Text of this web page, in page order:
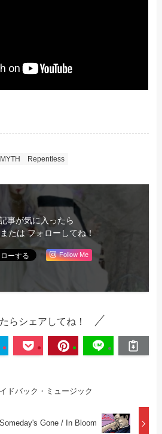
Repentless
事が気に入ったら
たは フォローしてね！
Follow Me
らシェアしてね！
ドバック・ミュージック
Someday's Gone / In Bloom